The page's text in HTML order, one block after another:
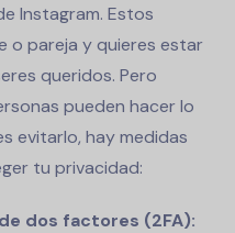
Instagram. Estos
o pareja y quieres estar
queridos. Pero
pueden hacer lo
evitarlo, hay medidas
tu privacidad:
dos factores (2FA):